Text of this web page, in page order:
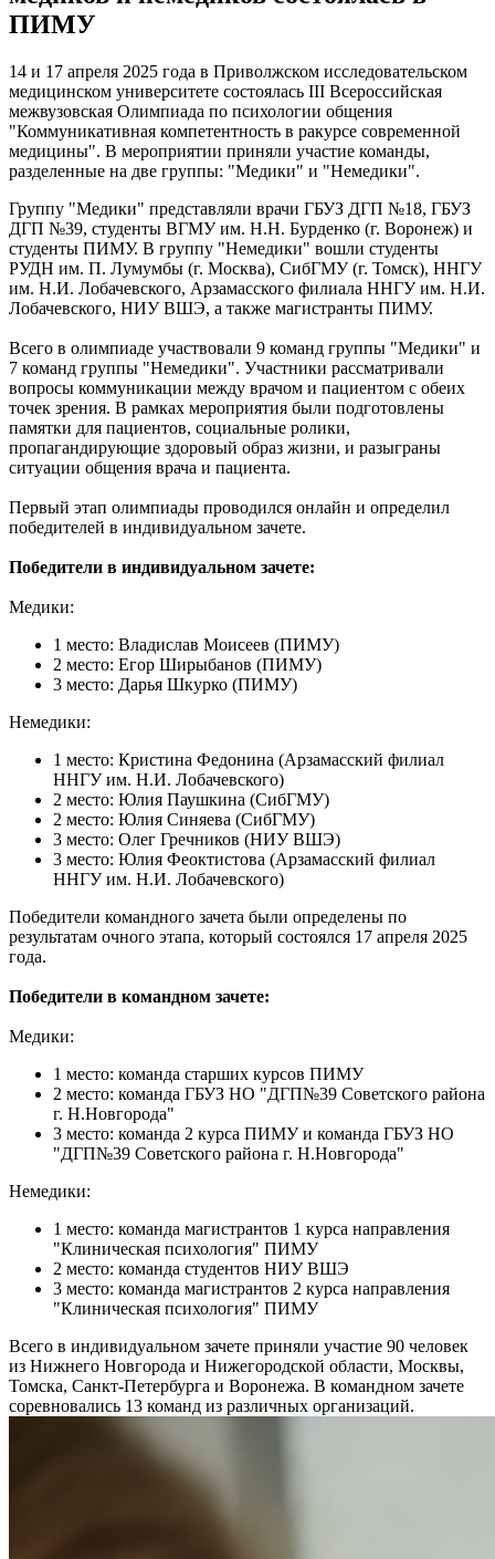
ПИМУ
14 и 17 апреля 2025 года в Приволжском исследовательском
медицинском университете состоялась III Всероссийская
межвузовская Олимпиада по психологии общения
"Коммуникативная компетентность в ракурсе современной
медицины". В мероприятии приняли участие команды,
разделенные на две группы: "Медики" и "Немедики".
Группу "Медики" представляли врачи ГБУЗ ДГП №18, ГБУЗ
ДГП №39, студенты ВГМУ им. Н.Н. Бурденко (г. Воронеж) и
студенты ПИМУ. В группу "Немедики" вошли студенты
РУДН им. П. Лумумбы (г. Москва), СибГМУ (г. Томск), ННГУ
им. Н.И. Лобачевского, Арзамасского филиала ННГУ им. Н.И.
Лобачевского, НИУ ВШЭ, а также магистранты ПИМУ.
Всего в олимпиаде участвовали 9 команд группы "Медики" и
7 команд группы "Немедики". Участники рассматривали
вопросы коммуникации между врачом и пациентом с обеих
точек зрения. В рамках мероприятия были подготовлены
памятки для пациентов, социальные ролики,
пропагандирующие здоровый образ жизни, и разыграны
ситуации общения врача и пациента.
Первый этап олимпиады проводился онлайн и определил
победителей в индивидуальном зачете.
Победители в индивидуальном зачете:
Медики:
1 место: Владислав Моисеев (ПИМУ)
2 место: Егор Ширыбанов (ПИМУ)
3 место: Дарья Шкурко (ПИМУ)
Немедики:
1 место: Кристина Федонина (Арзамасский филиал
ННГУ им. Н.И. Лобачевского)
2 место: Юлия Паушкина (СибГМУ)
2 место: Юлия Синяева (СибГМУ)
3 место: Олег Гречников (НИУ ВШЭ)
3 место: Юлия Феоктистова (Арзамасский филиал
ННГУ им. Н.И. Лобачевского)
Победители командного зачета были определены по
результатам очного этапа, который состоялся 17 апреля 2025
года.
Победители в командном зачете:
Медики:
1 место: команда старших курсов ПИМУ
2 место: команда ГБУЗ НО "ДГП№39 Советского района
г. Н.Новгорода"
3 место: команда 2 курса ПИМУ и команда ГБУЗ НО
"ДГП№39 Советского района г. Н.Новгорода"
Немедики:
1 место: команда магистрантов 1 курса направления
"Клиническая психология" ПИМУ
2 место: команда студентов НИУ ВШЭ
3 место: команда магистрантов 2 курса направления
"Клиническая психология" ПИМУ
Всего в индивидуальном зачете приняли участие 90 человек
из Нижнего Новгорода и Нижегородской области, Москвы,
Томска, Санкт-Петербурга и Воронежа. В командном зачете
соревновались 13 команд из различных организаций.